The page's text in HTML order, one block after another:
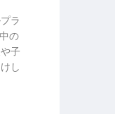
ラ
の
子
し